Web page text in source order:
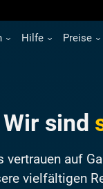
Hilfe Preise
Wir sind
vertrauen auf
vielfältigen